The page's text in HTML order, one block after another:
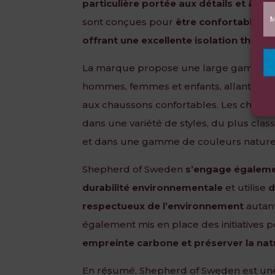
particulière portée aux détails et à la
sont conçues pour être confortables
offrant une excellente isolation
La marque propose une large gamme
hommes, femmes et enfants, allant des
aux chaussons confortables. Les
dans une variété de styles, du plus
et dans une gamme de couleurs
Shepherd of Sweden s’engage
durabilité environnementale et utilise
respectueux de l’environnement
également mis en place des initiatives
empreinte carbone et préserver la
En résumé, Shepherd of Sweden est